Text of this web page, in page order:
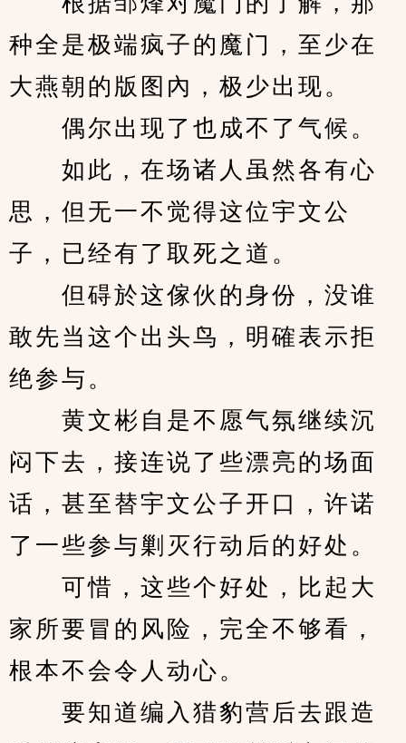
种全是极端疯子的魔门，至少在
大燕朝的版图內，极少出现。
偶尔出现了也成不了气候。
如此，在场诸人虽然各有心
思，但无一不觉得这位宇文公
子，已经有了取死之道。
但碍於这傢伙的身份，没谁
敢先当这个出头鸟，明確表示拒
绝参与。
黄文彬自是不愿气氛继续沉
闷下去，接连说了些漂亮的场面
话，甚至替宇文公子开口，许诺
了一些参与剿灭行动后的好处。
可惜，这些个好处，比起大
家所要冒的风险，完全不够看，
根本不会令人动心。
要知道编入猎豹营后去跟造